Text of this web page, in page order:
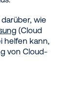
wie
(Cloud
helfen kann,
von Cloud-